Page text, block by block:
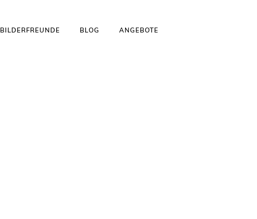
BILDERFREUNDE BLOG ANGEBOTE